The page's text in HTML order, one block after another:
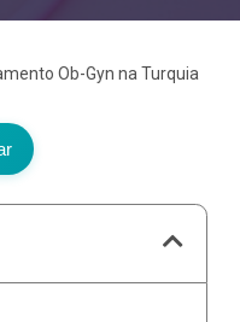
Ob-Gyn na Turquia